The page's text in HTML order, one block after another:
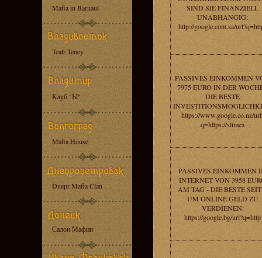
Mafia in Barnaul
Teatr Teney
Клуб "Ы"
Mafia House
Dnepr Mafia Clan
Салон Мафии
SIND SIE FINANZIELL
UNABHANGIG:
http://google.com.sa/
PASSIVES EINKOMMEN
7975 EURO IN DER
DIE BESTE
https://www.google.co.nz/
q=https://slimex
PASSIVES EINKOMMEN
INTERNET VON 3958
AM TAG - DIE BESTE
UM ONLINE GELD ZU
VERDIENEN:
https://google.bg/url?q=http